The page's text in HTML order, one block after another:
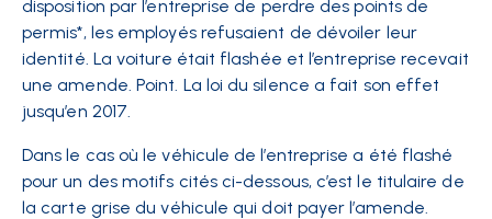
disposition par l’entreprise de perdre des points de
permis*, les employés refusaient de dévoiler leur
identité. La voiture était flashée et l’entreprise recevait
une amende. Point. La loi du silence a fait son effet
jusqu’en 2017.
Dans le cas où le véhicule de l’entreprise a été flashé
pour un des motifs cités ci-dessous, c’est le titulaire de
la carte grise du véhicule qui doit payer l’amende.